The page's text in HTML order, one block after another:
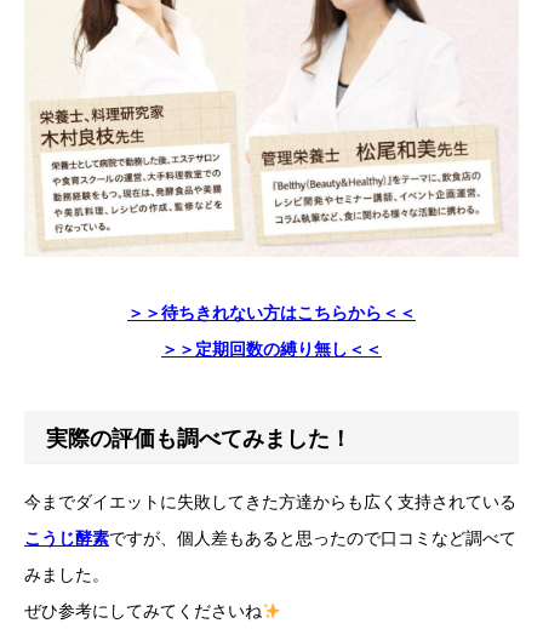
＞＞待ちきれない方はこちらから＜＜
＞＞定期回数の縛り無し＜＜
実際の評価も調べてみました！
今までダイエットに失敗してきた方達からも広く支持されている
こうじ酵素ですが、個人差もあると思ったので口コミなど調べて
みました。
ぜひ参考にしてみてくださいね